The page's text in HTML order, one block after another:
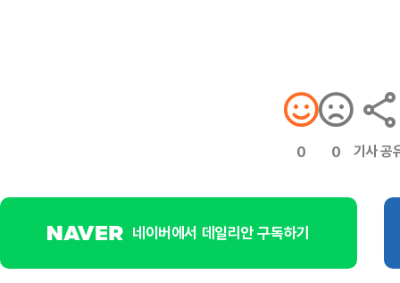
0 0 기사 공
네이버에서 데일리안 구독하기